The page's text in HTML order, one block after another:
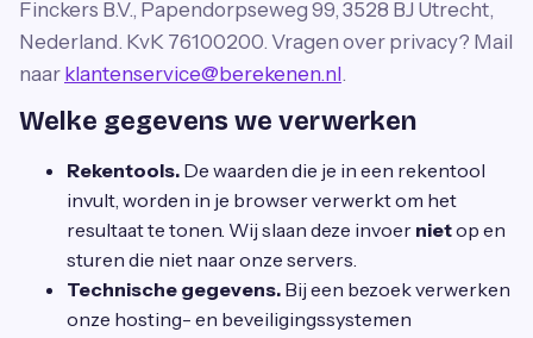
Finckers B.V., Papendorpseweg 99, 3528 BJ Utrecht,
Nederland. KvK 76100200. Vragen over privacy? Mail
naar klantenservice@berekenen.nl.
Welke gegevens we verwerken
Rekentools. De waarden die je in een rekentool
invult, worden in je browser verwerkt om het
resultaat te tonen. Wij slaan deze invoer nietop en
sturen die niet naar onze servers.
Technische gegevens. Bij een bezoek verwerken
onze hosting- en beveiligingssystemen